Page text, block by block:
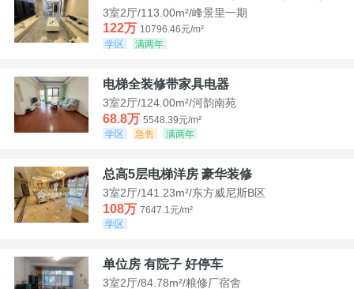
3室2厅/113.00m²/峰景里一期
122万 10796.46元/m²
学区
满两年
电梯全装修带家具电器
3室2厅/124.00m²/河韵南苑
68.8万 5548.39元/m²
学区
急售 满两年
总高5层电梯洋房 豪华装修
3室2厅/141.23m²/东方威尼斯B区
108万 7647.1元/m²
学区
单位房 有院子 好停车
3室2厅/84.78m²/粮修厂宿舍